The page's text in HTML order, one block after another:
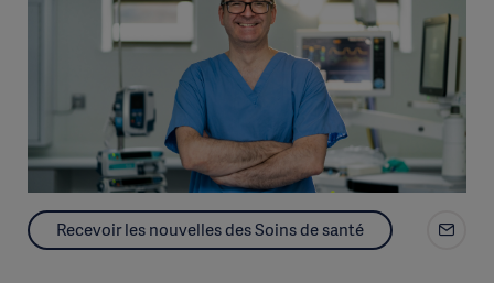
Recevoir les nouvelles des Soins de santé